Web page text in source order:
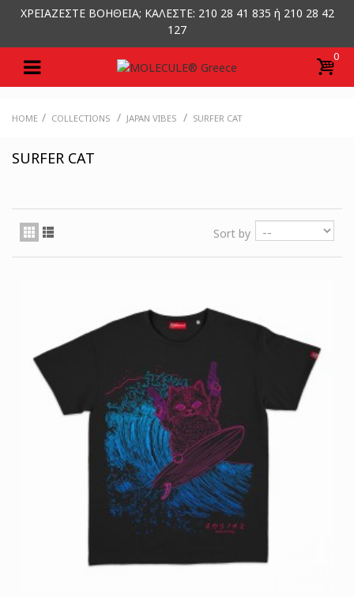
ΧΡΕΙΑΖΕΣΤΕ ΒΟΗΘΕΙΑ; ΚΑΛΕΣΤΕ: 210 28 41 835 ή 210 28 42
127
0
HOME / COLLECTIONS / JAPAN VIBES / SURFER CAT
SURFER CAT
Sort by